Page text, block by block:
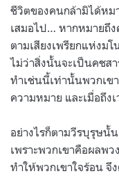
ชีวิตของคนกล้ามิได้หม
เสมอไป… หากหมายถึ
ตามเสียงเพรียกแห่งม
ไม่ว่าสิ่งนั้นจะเป็นคชส
ทำเช่นนี้เท่านั้นพวกเข
ความหมาย และเมื่อถึง
อย่างไรก็ตามวีรบุรุษนั้
เพราะพวกเขาคือผลพ
ทำให้พวกเขาใจร้อน